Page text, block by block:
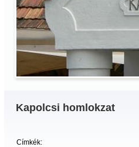
Kapolcsi homlokzat
Címkék: